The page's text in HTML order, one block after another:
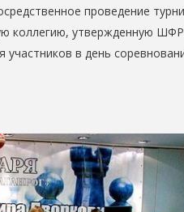
проведение
коллегию, утвержденную
участников в день